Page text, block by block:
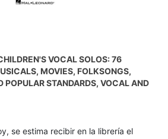
VOCAL SOLOS: 76
MOVIES, FOLKSONGS,
POPULAR STANDARDS, VOCAL AND
se estima recibir en la librería el